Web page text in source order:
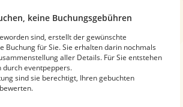
keine Buchungsgebühren
sind, erstellt der gewünschte
Buchung für Sie. Sie erhalten darin nochmals
aller Details. Für Sie entstehen
durch eventpeppers.
sind sie berechtigt, Ihren gebuchten